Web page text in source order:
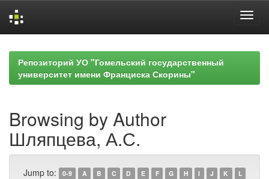
navigationРепозиторий УО "Гомельский государственный
университет имени Франциска Скорины"
Browsing by Author
Шляпцева, А.С.
Jump to: 0-9 A B C D E F G H I J K
L